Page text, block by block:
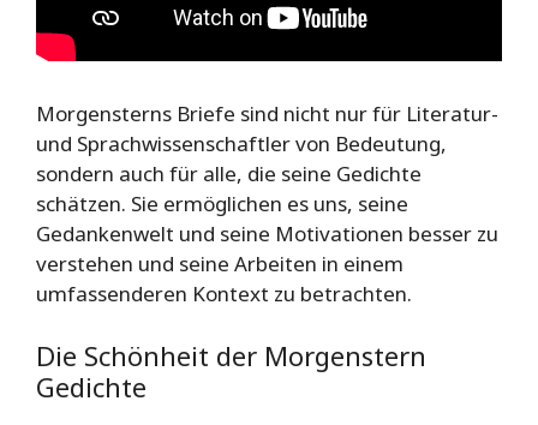
Morgensterns Briefe sind nicht nur für Literatur-
und Sprachwissenschaftler von Bedeutung,
sondern auch für alle, die seine Gedichte
schätzen. Sie ermöglichen es uns, seine
Gedankenwelt und seine Motivationen besser zu
verstehen und seine Arbeiten in einem
umfassenderen Kontext zu betrachten.
Die Schönheit der Morgenstern
Gedichte